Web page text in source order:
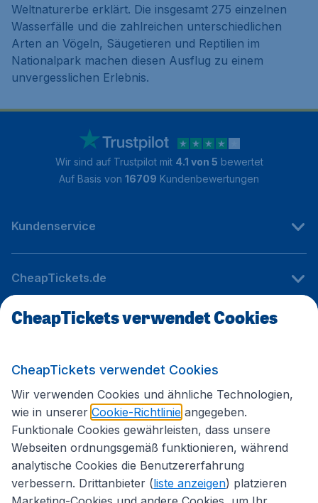
Weltnaturerbe erklärt. Die insgesamt 275 einzelnen
Wasserfälle und die zahlreichen unterschiedlichen
Arten an Vögeln, Säugetieren und Reptilien im
Nationalpark machen diesen Ausflug zu einem
unvergesslichen Erlebnis.
Wir sind auf Trustpilot mit 4.1 von 5 bewertet
Auf Basis von 16709 Kundenbewertungen
Kundenservice
CheapTickets.de
Internationale Webseiten
Folgen Sie uns:
CheapTickets verwendet Cookies
CheapTickets verwendet Cookies
Wir verwenden Cookies und ähnliche Technologien,
wie in unserer Cookie-Richtlinie angegeben.
Funktionale Cookies gewährleisten, dass unsere
Webseiten ordnungsgemäß funktionieren, während
analytische Cookies die Benutzererfahrung
verbessern. Drittanbieter (liste anzeigen) platzieren